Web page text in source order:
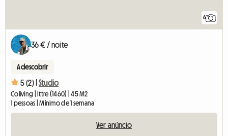
6
36 € / noite
A descobrir
5 (2) | Studio
Coliving | Ittre (1460) | 45 M2
1 pessoas | Mínimo de 1 semana
Ver anúncio